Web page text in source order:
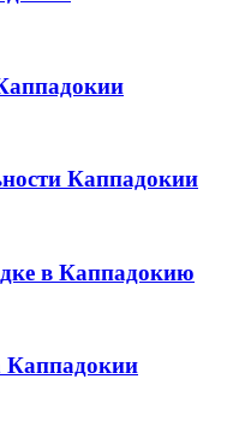
Каппадокии
в Каппадокию
Каппадокии